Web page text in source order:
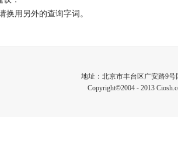
换用另外的查询字词。
地址：北京市丰台区广安路9号
Copyright©2004 - 2013